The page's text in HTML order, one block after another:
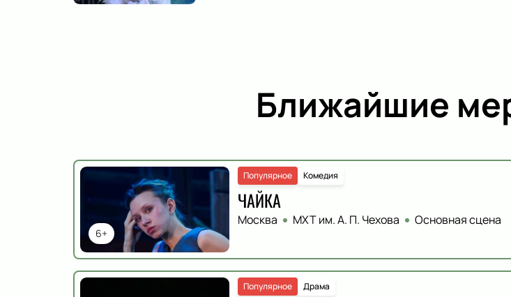
Ближайшие
6+
Комедия
Популярное
ЧАЙКА
Москва МХТ им. А. П. Чехова Основная сцена
Драма
Популярное